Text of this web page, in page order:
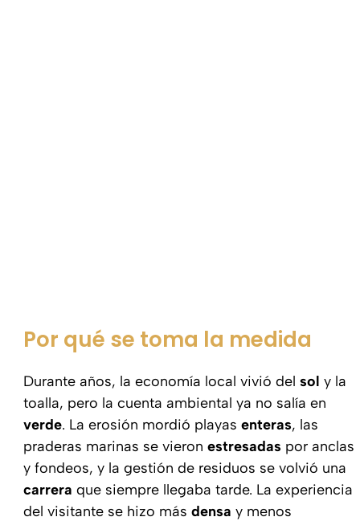
Por qué se toma la medida
Durante años, la economía local vivió del sol y la
toalla, pero la cuenta ambiental ya no salía en
verde. La erosión mordió playas enteras, las
praderas marinas se vieron estresadas por anclas
y fondeos, y la gestión de residuos se volvió una
carrera que siempre llegaba tarde. La experiencia
del visitante se hizo más densa y menos